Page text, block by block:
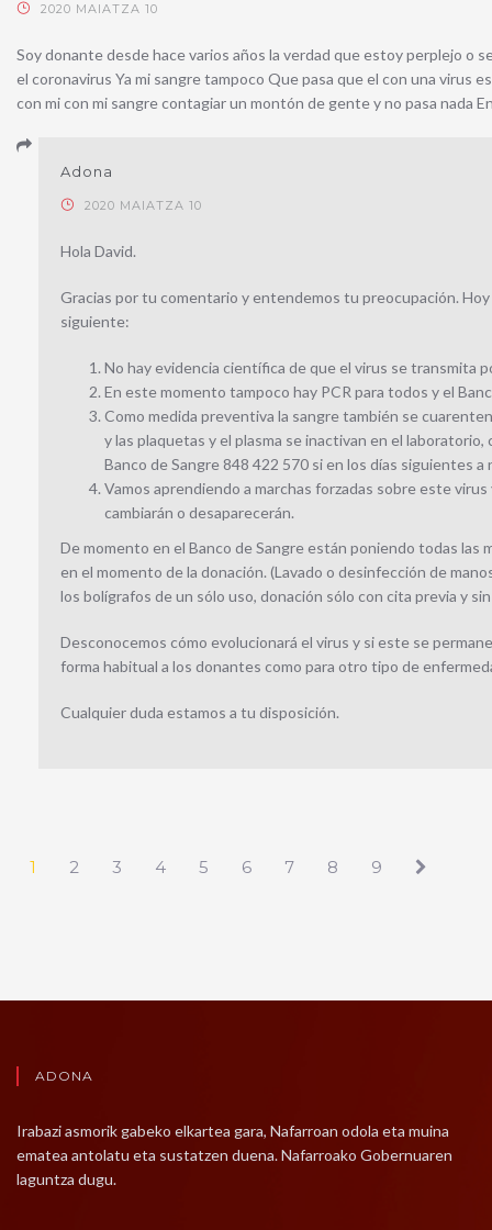
2020 MAIATZA 10
Soy donante desde hace varios años la verdad que estoy perplejo o
el coronavirus Ya mi sangre tampoco Que pasa que el con una virus
con mi con mi sangre contagiar un montón de gente y no pasa nada
Adona
2020 MAIATZA 10
Hola David.
Gracias por tu comentario y entendemos tu preocupación.
siguiente:
No hay evidencia científica de que el virus se transmita
En este momento tampoco hay PCR para todos y el
Como medida preventiva la sangre también se
y las plaquetas y el plasma se inactivan en el
Banco de Sangre 848 422 570 si en los días siguientes
Vamos aprendiendo a marchas forzadas sobre este
cambiarán o desaparecerán.
De momento en el Banco de Sangre están poniendo todas las
en el momento de la donación. (Lavado o desinfección de
los bolígrafos de un sólo uso, donación sólo con cita previa y
Desconocemos cómo evolucionará el virus y si este se
forma habitual a los donantes como para otro tipo de
Cualquier duda estamos a tu disposición.
1 2 3 4 5 6 7 8 9
ADONA
Irabazi asmorik gabeko elkartea gara, Nafarroan odola eta muina
ematea antolatu eta sustatzen duena. Nafarroako Gobernuaren
laguntza dugu.